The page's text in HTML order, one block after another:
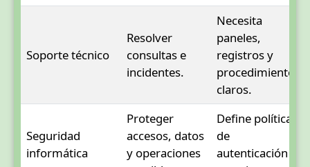
Soporte técnico
Resolver
consultas e
incidentes.
Necesita
paneles,
registros y
procedimientos
claros.
Seguridad
informática
Proteger
accesos, datos
y operaciones
Define políticas
de
autenticación y